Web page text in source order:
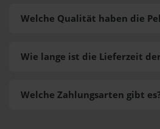
Welche Zahlungsarten gibt
Welche Qualität haben die
Wie lange ist die Lieferzeit